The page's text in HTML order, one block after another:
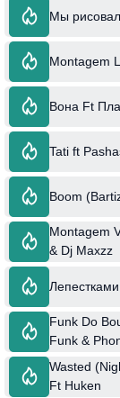
Мы
Montagem
Вона Ft
Tati ft
Boom
Montagem
& Dj Maxzz
Funk Do
Funk &
Wasted
Ft Huken